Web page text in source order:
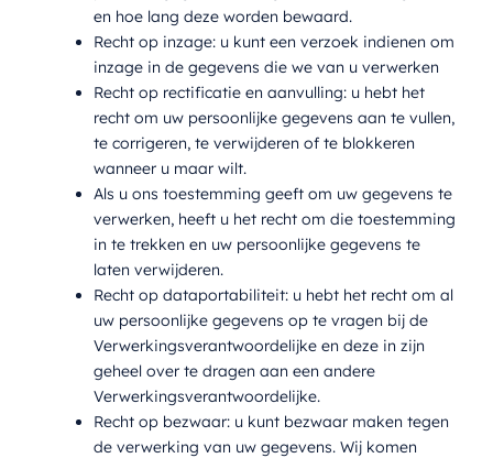
en hoe lang deze worden bewaard.
Recht op inzage: u kunt een verzoek indienen om
inzage in de gegevens die we van u verwerken
Recht op rectificatie en aanvulling: u hebt het
recht om uw persoonlijke gegevens aan te vullen,
te corrigeren, te verwijderen of te blokkeren
wanneer u maar wilt.
Als u ons toestemming geeft om uw gegevens te
verwerken, heeft u het recht om die toestemming
in te trekken en uw persoonlijke gegevens te
laten verwijderen.
Recht op dataportabiliteit: u hebt het recht om al
uw persoonlijke gegevens op te vragen bij de
Verwerkingsverantwoordelijke en deze in zijn
geheel over te dragen aan een andere
Verwerkingsverantwoordelijke.
Recht op bezwaar: u kunt bezwaar maken tegen
de verwerking van uw gegevens. Wij komen